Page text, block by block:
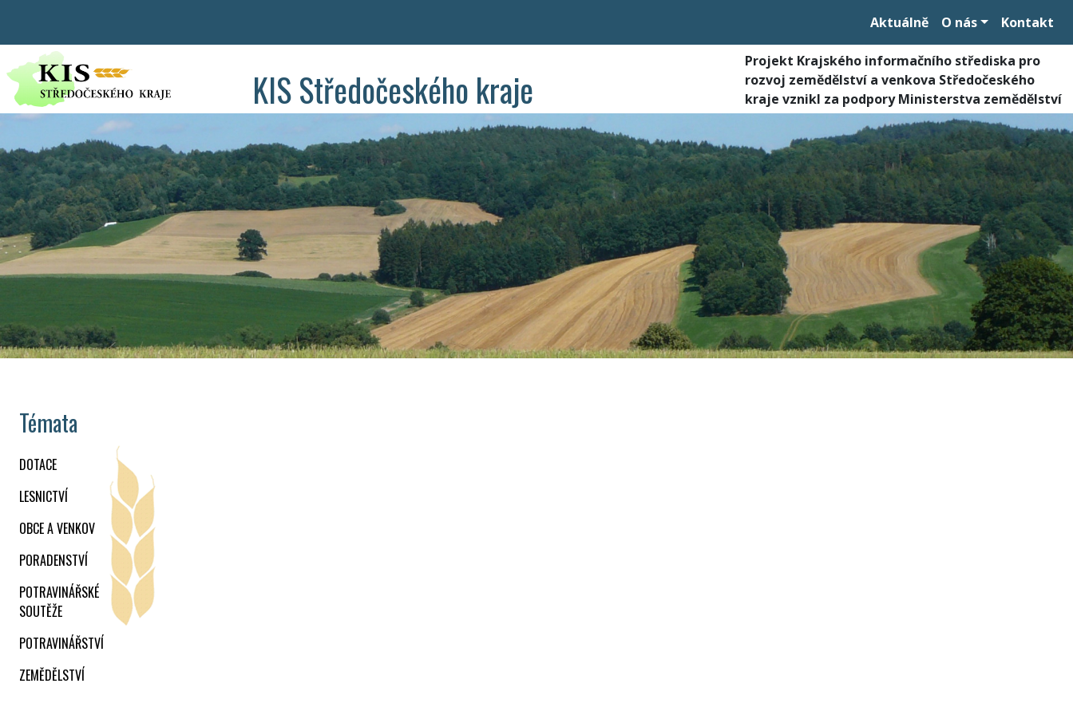
Aktuálně O nás Kontakt
KIS Středočeského kraje
Projekt Krajského informačního střediska pro
rozvoj zemědělství a venkova Středočeského
kraje vznikl za podpory Ministerstva zemědělství
Témata
DOTACE
LESNICTVÍ
OBCE A VENKOV
PORADENSTVÍ
POTRAVINÁŘSKÉ
SOUTĚŽE
POTRAVINÁŘSTVÍ
ZEMĚDĚLSTVÍ